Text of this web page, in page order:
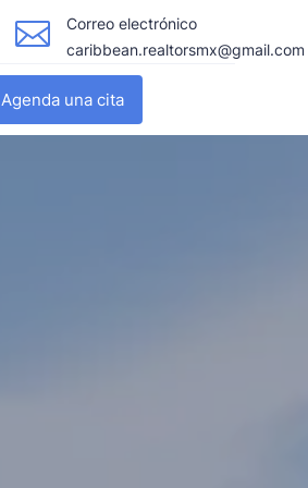

Correo electrónico
caribbean.realtorsmx@gmail.com
Agenda una cita